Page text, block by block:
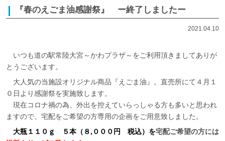
『春のえごま油感謝祭』 ー終了しましたー
2021.04.10
いつも道の駅常陸大宮～かわプラザ～をご利用頂きましてありが
とうございます。
大人気の当施設オリジナル商品『えごま油』。直売所にて４月１
０日より感謝祭を実施致します。
現在コロナ禍の為、外出を控えていらっしゃる方も多いと思われ
ますので、宅配をご希望の方専用の企画をご用意致しました。
大瓶１１０ｇ ５本（８,０００円 税込）を宅配ご希望の方には